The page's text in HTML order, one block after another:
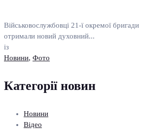
Військовослужбовці 21-ї окремої
отримали новий духовний...
із
Новини, Фото
Категорії новин
Новини
Відео